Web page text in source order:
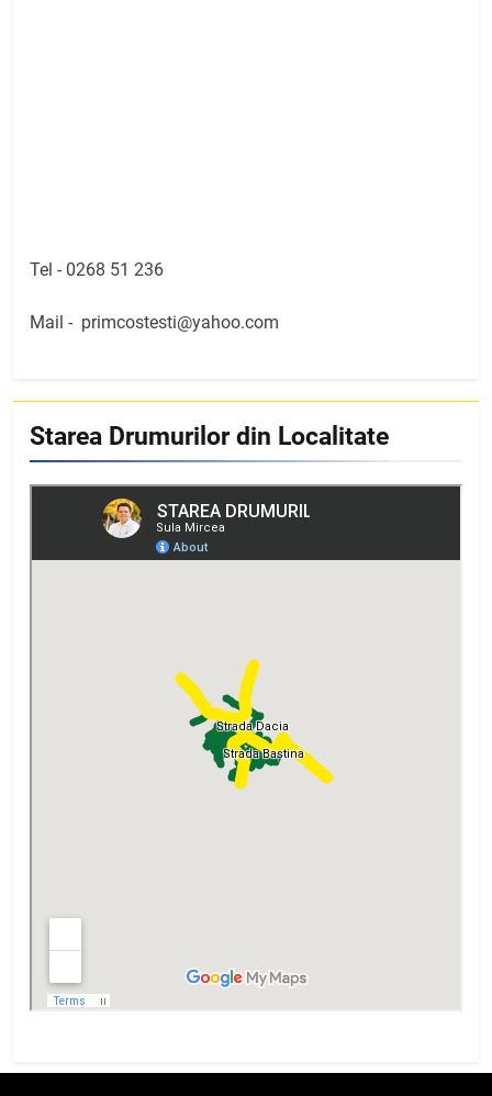
Tel - 0268 51 236
Mail - primcostesti@yahoo.com
Starea Drumurilor din Localitate